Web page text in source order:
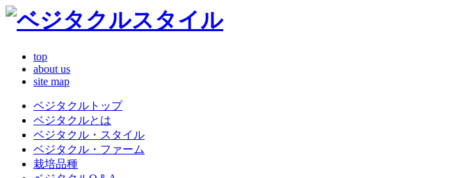
top
about us
site map
ベジタクルトップ
ベジタクルとは
ベジタクル・スタイル
ベジタクル・ファーム
栽培品種